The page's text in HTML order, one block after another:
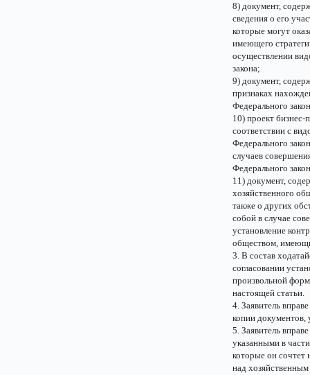
8) документ,
сведения о его
которые могут
имеющего
осуществлении
закона;
9) документ,
признаках
Федерального
10) проект бизнес-
соответствии с
Федерального
случаев
Федерального
11) документ,
хозяйственного
также о других
собой в случае
установление
обществом,
3. В состав
согласовании
произвольной
настоящей статьи.
4. Заявитель
копии документов,
5. Заявитель
указанными в
которые он сочтет
над